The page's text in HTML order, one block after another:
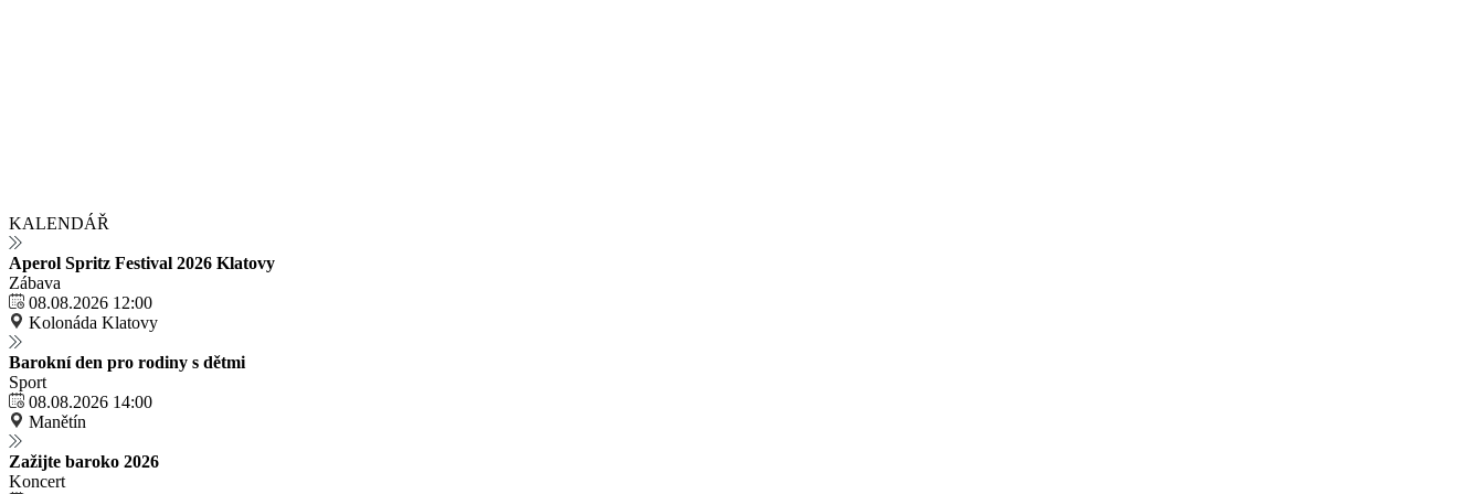
KALENDÁŘ
Aperol Spritz Festival 2026 Klatovy
Zábava
08.08.2026 12:00
Kolonáda Klatovy
Barokní den pro rodiny s dětmi
Sport
08.08.2026 14:00
Manětín
Zažijte baroko 2026
Koncert